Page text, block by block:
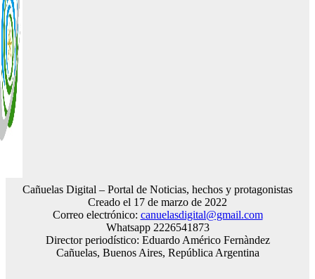
Cañuelas Digital – Portal de Noticias, hechos y protagonistas
Creado el 17 de marzo de 2022
Correo electrónico: canuelasdigital@gmail.com
Whatsapp 2226541873
Director periodístico: Eduardo Américo Fernàndez
Cañuelas, Buenos Aires, República Argentina